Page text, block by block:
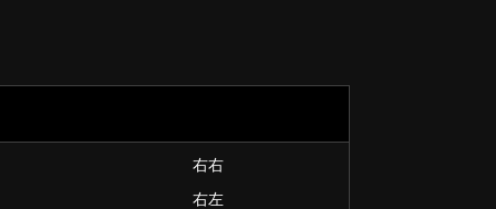
右右
右左